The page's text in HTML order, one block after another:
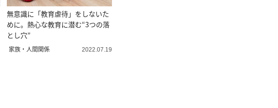
無意識に「教育虐待」をしないた
めに。熱心な教育に潜む“3つの落
とし穴”
家族・人間関係 2022.07.19